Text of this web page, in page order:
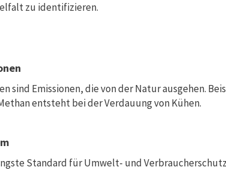
zu identifizieren.
sind Emissionen, die von der Natur ausgehen.
entsteht bei der Verdauung von Kühen.
Standard für Umwelt- und